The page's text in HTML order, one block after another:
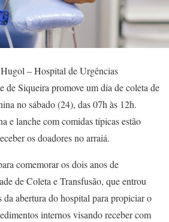
– Hospital de Urgências
de Siqueira promove um dia de coleta de
no sábado (24), das 07h às 12h.
e lanche com comidas típicas estão
os doadores no arraiá.
comemorar os dois anos de
de Coleta e Transfusão, que entrou
da abertura do hospital para propiciar o
internos visando receber com